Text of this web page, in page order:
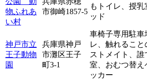
物ふれあ
い村
市御崎1857-5
もトイレ、 授乳
ッド
神戸市立
王子動物
園
兵庫県神戸
市灘区王子
町3-1
車椅子専用駐車
レ、 触れること
ストメイト、 誰
室、 おむつ替え
ッカー